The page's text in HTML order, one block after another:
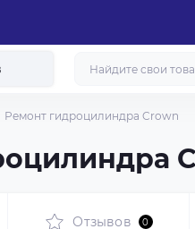
Ремонт гидроцилиндра Crown
Отзывов 0